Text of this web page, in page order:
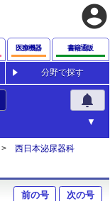
account_circle
医療機器 書籍通販
分野で探す
notifications
西日本泌尿器科
前の号 次の号